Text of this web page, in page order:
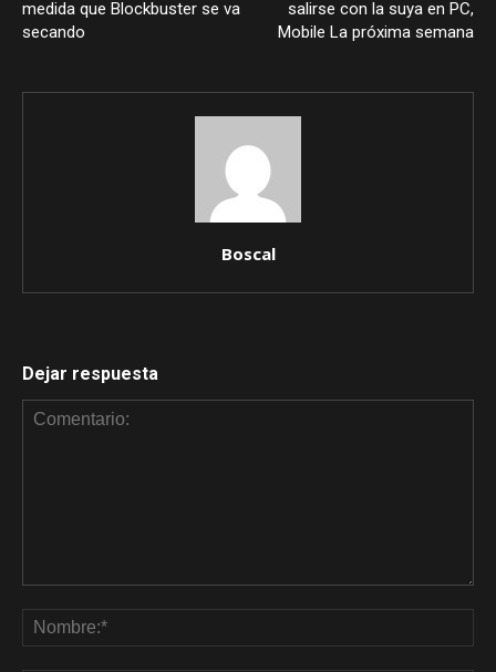
medida que Blockbuster se va
secando
salirse con la suya en PC,
Mobile La próxima semana
Boscal
Dejar respuesta